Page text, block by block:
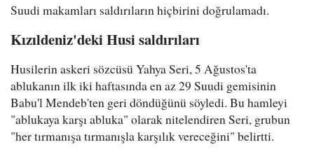
Suudi makamları saldırıların hiçbirini doğrulamadı.
Kızıldeniz'deki Husi saldırıları
Husilerin askeri sözcüsü Yahya Seri, 5 Ağustos'ta
ablukanın ilk iki haftasında en az 29 Suudi gemisinin
Babu'l Mendeb'ten geri döndüğünü söyledi. Bu hamleyi
"ablukaya karşı abluka" olarak nitelendiren Seri, grubun
"her tırmanışa tırmanışla karşılık vereceğini" belirtti.